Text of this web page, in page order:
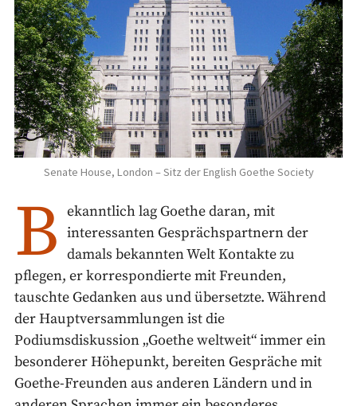
Senate House, London – Sitz der English Goethe Society
B ekanntlich lag Goethe daran, mit
interessanten Gesprächspartnern der
damals bekannten Welt Kontakte zu
pflegen, er korrespondierte mit Freunden,
tauschte Gedanken aus und übersetzte. Während
der Hauptversammlungen ist die
Podiumsdiskussion „Goethe weltweit“ immer ein
besonderer Höhepunkt, bereiten Gespräche mit
Goethe-Freunden aus anderen Ländern und in